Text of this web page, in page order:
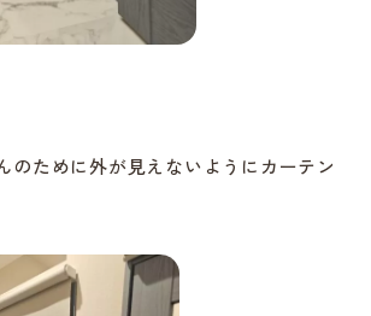
のために外が見えないようにカーテン